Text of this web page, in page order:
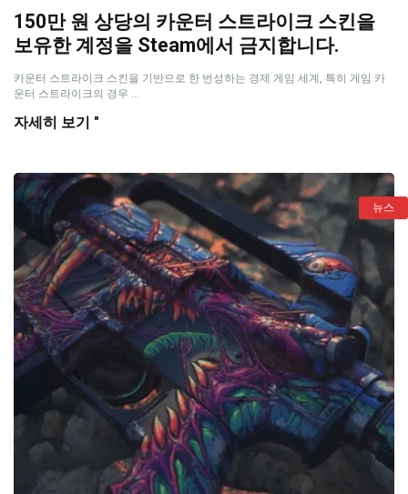
150만 원 상당의 카운터 스트라이크 스킨을
보유한 계정을 Steam에서 금지합니다.
카운터 스트라이크 스킨을 기반으로 한 번성하는 경제 게임 세계, 특히 게임 카
운터 스트라이크의 경우 ...
자세히 보기 "
뉴스